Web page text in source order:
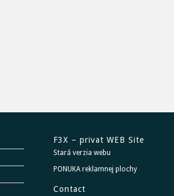
F3X – privat WEB Site
Stará verzia webu
PONUKA reklamnej plochy
Contact